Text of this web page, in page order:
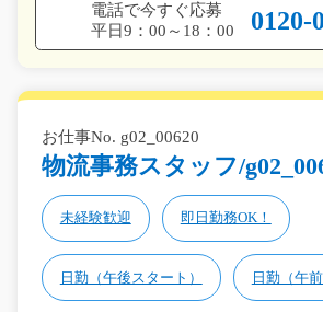
電話で今すぐ応募
平日9：00～18：00
0120-
お仕事No. g02_00620
物流事務スタッフ/
未経験歓迎 即日勤務OK！
日勤（午後スタート） 日勤（午